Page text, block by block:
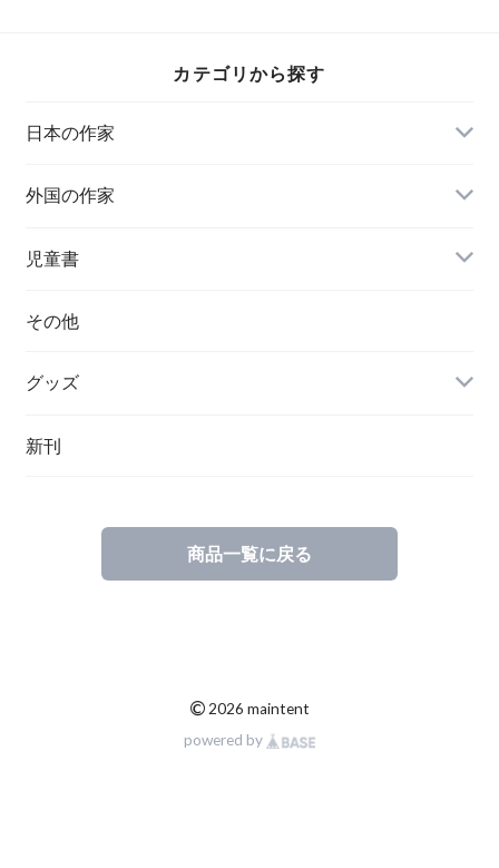
カテゴリから探す
日本の作家
外国の作家
チェコ
ハンガリー
その他
ポーランド
児童書
その他
グッズ
新刊
商品一覧に戻る
© 2026 maintent
powered by